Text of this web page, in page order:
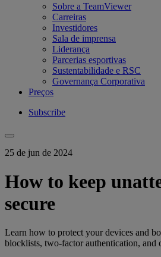
Sobre a TeamViewer
Carreiras
Investidores
Sala de imprensa
Liderança
Parcerias esportivas
Sustentabilidade e RSC
Governança Corporativa
Preços
Subscribe
25 de jun de 2024
How to keep
secure
Learn how to protect your devices and
blocklists, two-factor authentication, and